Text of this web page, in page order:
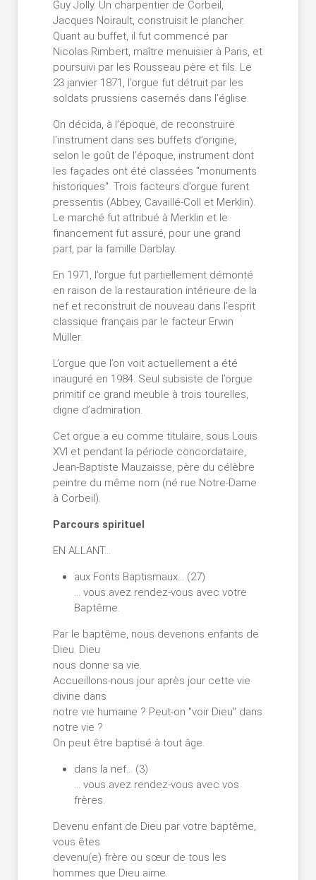
Guy Jolly. Un charpentier de Corbeil,
Jacques Noirault, construisit le plancher.
Quant au buffet, il fut commencé par
Nicolas Rimbert, maître menuisier à Paris, et
poursuivi par les Rousseau père et fils. Le
23 janvier 1871, l’orgue fut détruit par les
soldats prussiens casernés dans l’église.
On décida, à l’époque, de reconstruire
l’instrument dans ses buffets d’origine,
selon le goût de l’époque, instrument dont
les façades ont été classées "monuments
historiques". Trois facteurs d’orgue furent
pressentis (Abbey, Cavaillé-Coll et Merklin).
Le marché fut attribué à Merklin et le
financement fut assuré, pour une grand
part, par la famille Darblay.
En 1971, l’orgue fut partiellement démonté
en raison de la restauration intérieure de la
nef et reconstruit de nouveau dans l’esprit
classique français par le facteur Erwin
Müller.
L’orgue que l’on voit actuellement a été
inauguré en 1984. Seul subsiste de l’orgue
primitif ce grand meuble à trois tourelles,
digne d’admiration.
Cet orgue a eu comme titulaire, sous Louis
XVI et pendant la période concordataire,
Jean-Baptiste Mauzaisse, père du célèbre
peintre du même nom (né rue Notre-Dame
à Corbeil).
Parcours spirituel
EN ALLANT…
aux Fonts Baptismaux… (27)
… vous avez rendez-vous avec votre
Baptême.
Par le baptême, nous devenons enfants de
Dieu. Dieu
nous donne sa vie.
Accueillons-nous jour après jour cette vie
divine dans
notre vie humaine ? Peut-on "voir Dieu" dans
notre vie ?
On peut être baptisé à tout âge.
dans la nef… (3)
… vous avez rendez-vous avec vos
frères.
Devenu enfant de Dieu par votre baptême,
vous êtes
devenu(e) frère ou sœur de tous les
hommes que Dieu aime.